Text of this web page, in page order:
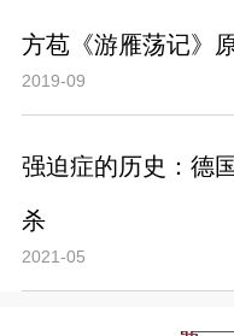
方苞《游雁荡记》
2019-09
强迫症的历史：德
杀
2021-05